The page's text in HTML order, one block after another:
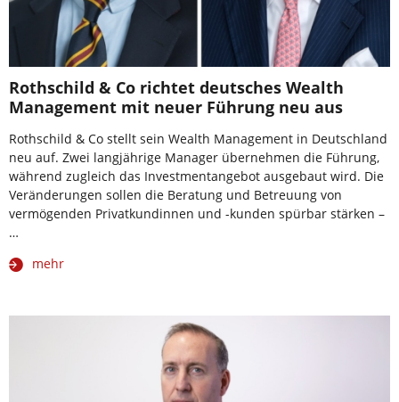
Rothschild & Co richtet deutsches Wealth
Management mit neuer Führung neu aus
Rothschild & Co stellt sein Wealth Management in Deutschland
neu auf. Zwei langjährige Manager übernehmen die Führung,
während zugleich das Investmentangebot ausgebaut wird. Die
Veränderungen sollen die Beratung und Betreuung von
vermögenden Privatkundinnen und -kunden spürbar stärken –
…
mehr